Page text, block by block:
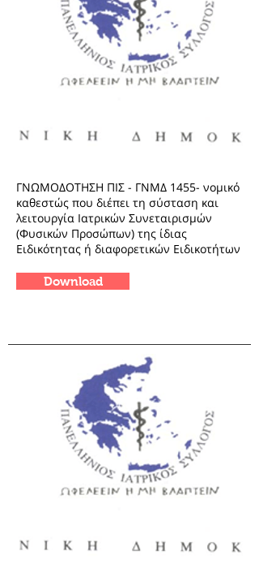
ΓΝΩΜΟΔΟΤΗΣΗ ΠΙΣ - ΓΝΜΔ 1455- νομικό
καθεστώς που διέπει τη σύσταση και
λειτουργία Ιατρικών Συνεταιρισμών
(Φυσικών Προσώπων) της ίδιας
Ειδικότητας ή διαφορετικών Ειδικοτήτων
Download